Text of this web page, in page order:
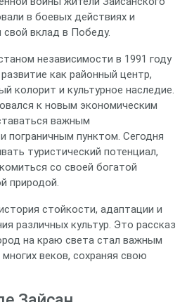
в боевых действиях и
свой вклад в Победу.
независимости в 1991 году
как районный центр,
колорит и культурное наследие.
к новым экономическим
важным
пограничным пунктом. Сегодня
туристический потенциал,
со своей богатой
природой.
стойкости, адаптации и
различных культур. Это рассказ
на краю света стал важным
веков, сохраняя свою